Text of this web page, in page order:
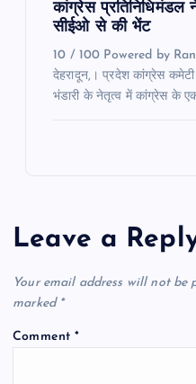
कांग्रेस
सीईओ से की भेंट
10 / 100 Powered by
देहरादून,। प्रदेश कांग्रेस
भंडारी के नेतृत्व में कांग्रेस के
Leave a
Your email address will not be
marked *
Comment*